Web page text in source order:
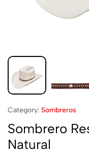
Category: Sombreros
Sombrero
Natural